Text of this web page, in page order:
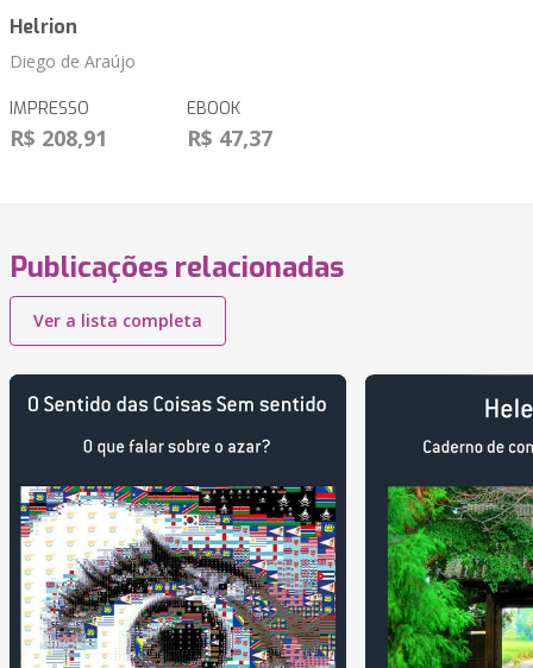
Helrion
Diego de Araújo
IMPRESSO
R$ 208,91
EBOOK
R$ 47,37
Publicações relacionadas
Ver a lista completa